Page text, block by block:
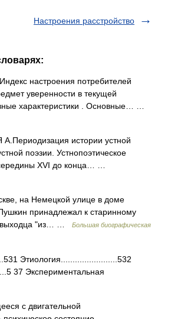
Настроения расстройство
настроения потребителей
уверенности в текущей
характеристики . Основные… …
истории устной
поэзии. Устнопоэтическое
середины XVI до конца… …
на Немецкой улице в доме
принадлежал к старинному
выходца "из… …
Большая биографическая
Этиология........................532
37 Экспериментальная
с двигательной